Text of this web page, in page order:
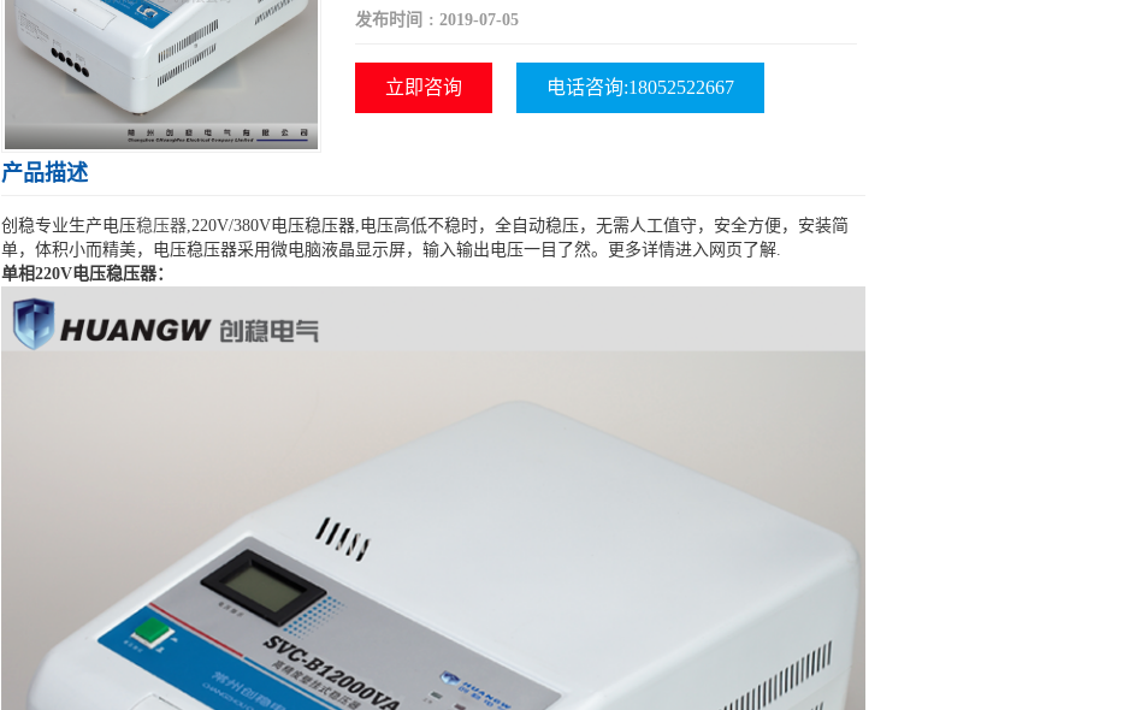
发布时间 : 2019-07-05
立即咨询 电话咨询:18052522667
产品描述
创稳专业生产电压稳压器 ,220V/380V电压稳压器,电压高低不稳时，全自动稳压，无需人工值守，安全方便，安装简
单，体积小而精美，电压稳压器采用微电脑液晶显示屏，输入输出电压一目了然。更多详情进入网页了解.
单相220V电压稳压器：